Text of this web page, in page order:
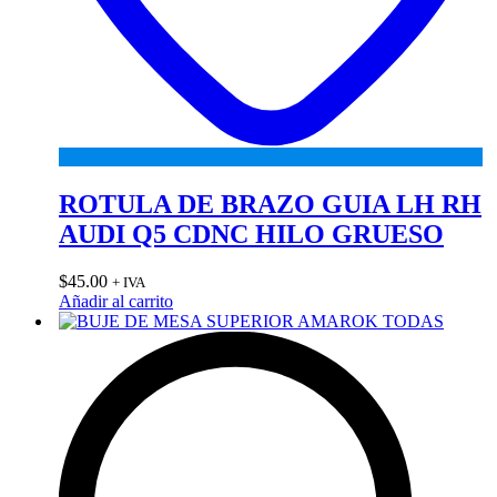
ROTULA DE BRAZO GUIA LH RH
AUDI Q5 CDNC HILO GRUESO
$45.00 + IVA
Añadir al carrito